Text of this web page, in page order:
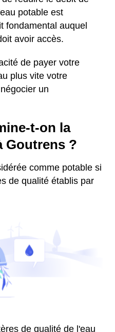
potable est
fondamental auquel
avoir accès.
de payer votre
plus vite votre
un
t-on la
Goutrens ?
comme potable si
de qualité établis par
de qualité de l'eau